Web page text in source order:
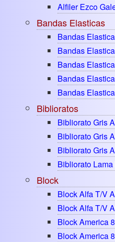
Alfiler Ezco
Bandas Elasticas
Bandas
Bandas
Bandas
Bandas
Bandas
Biblioratos
Bibliorato Gris
Bibliorato Gris
Bibliorato Gris
Bibliorato
Block
Block Alfa T/v
Block Alfa T/v
Block America
Block America